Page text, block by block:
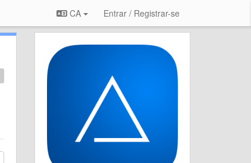
CA Entrar / Registrar-se